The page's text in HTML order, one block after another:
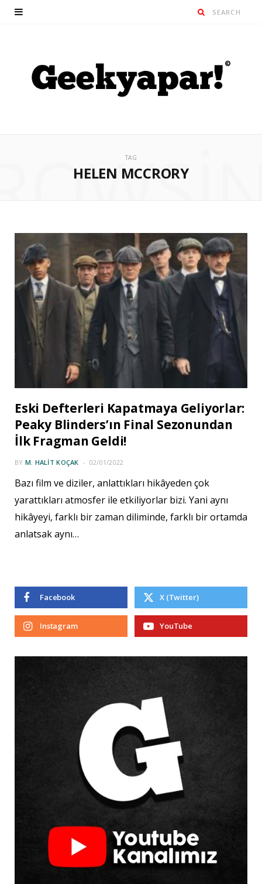
TAG
HELEN MCCRORY
Eski Defterleri Kapatmaya Geliyorlar:
Peaky Blinders’ın Final Sezonundan
İlk Fragman Geldi!
BY M. HALIT KOÇAK 02/01/2022
Bazı film ve diziler, anlattıkları hikâyeden çok
yarattıkları atmosfer ile etkiliyorlar bizi. Yani aynı
hikâyeyi, farklı bir zaman diliminde, farklı bir ortamda
anlatsak aynı…
Facebook X (Twitter)
Instagram YouTube